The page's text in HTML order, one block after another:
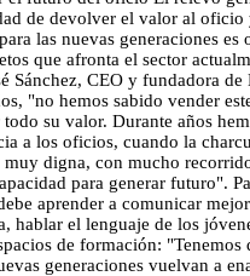
de devolver el valor al oficio
las nuevas generaciones es
que afronta el sector
Sánchez, CEO y fundadora de
"no hemos sabido vender
su valor. Durante años
a los oficios, cuando la
muy digna, con mucho
para generar futuro".
aprender a comunicar
hablar el lenguaje de los
de formación: "Tenemos
generaciones vuelvan a